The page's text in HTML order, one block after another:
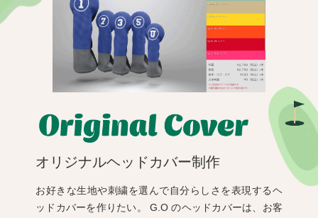
オリジナルヘッドカバー制作
お好きな生地や刺繍を選んで自分らしさを表現するヘ
ッドカバーを作りたい。
G.O のヘッドカバーは、お客